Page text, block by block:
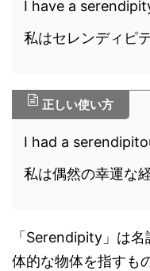
I have a
私はセレンディピ
正しい使い方
I had a
私は偶然の幸運な
「Serendipity」は
体的な物体を指すも